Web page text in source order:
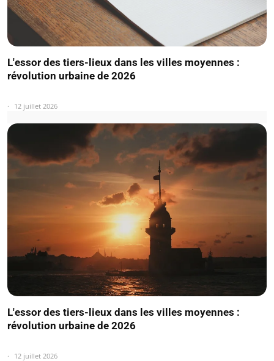
L'essor des tiers-lieux dans les villes moyennes :
révolution urbaine de 2026
12 juillet 2026
L'essor des tiers-lieux dans les villes moyennes :
révolution urbaine de 2026
12 juillet 2026